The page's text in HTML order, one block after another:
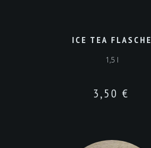
ICE TEA FLASCHE
1,5 l
3,50 €